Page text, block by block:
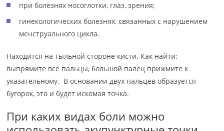
при болезнях носоглотки, глаз, зрения;
гинекологических болезнях, связанных с нарушением
менструального цикла.
Находится на тыльной стороне кисти. Как найти:
выпрямите все пальцы, большой палец прижмите к
указательному. В основании двух пальцев образуется
бугорок, это и будет искомая точка.
При каких видах боли можно